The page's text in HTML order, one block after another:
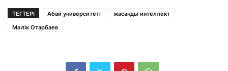
ТЕГТЕРІ Абай университеті
жасанды интеллект
Мәлік Отарбаев